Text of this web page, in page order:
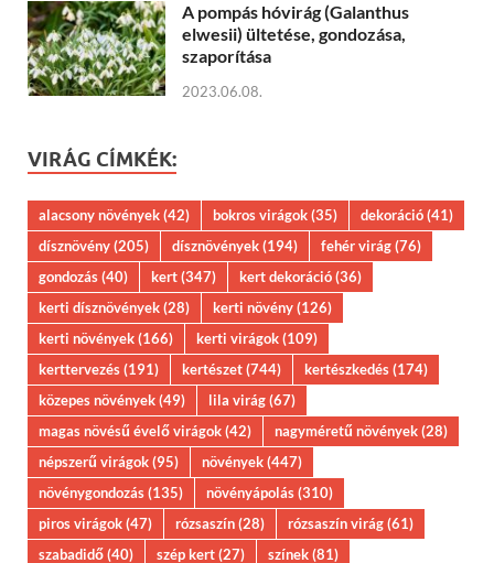
A pompás hóvirág (Galanthus
elwesii) ültetése, gondozása,
szaporítása
2023.06.08.
VIRÁG CÍMKÉK:
alacsony növények(42) bokros virágok(35) dekoráció(41)
dísznövény(205) dísznövények(194) fehér virág(76)
gondozás(40) kert(347) kert dekoráció(36)
kerti dísznövények(28) kerti növény(126)
kerti növények(166) kerti virágok(109)
kerttervezés(191) kertészet(744) kertészkedés(174)
közepes növények(49) lila virág(67)
magas növésű évelő virágok(42) nagyméretű növények(28)
népszerű virágok(95) növények(447)
növénygondozás(135) növényápolás(310)
piros virágok(47) rózsaszín(28) rózsaszín virág(61)
szabadidő(40) szép kert(27) színek(81)